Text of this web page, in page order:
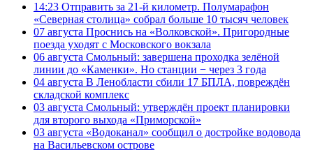
14:23 Отправить за 21-й километр. Полумарафон
«Северная столица» собрал больше 10 тысяч человек
07 августа Проснись на «Волковской». Пригородные
поезда уходят с Московского вокзала
06 августа Смольный: завершена проходка зелёной
линии до «Каменки». Но станции − через 3 года
04 августа В Ленобласти сбили 17 БПЛА, повреждён
складской комплекс
03 августа Смольный: утверждён проект планировки
для второго выхода «Приморской»
03 августа «Водоканал» сообщил о достройке водовода
на Васильевском острове